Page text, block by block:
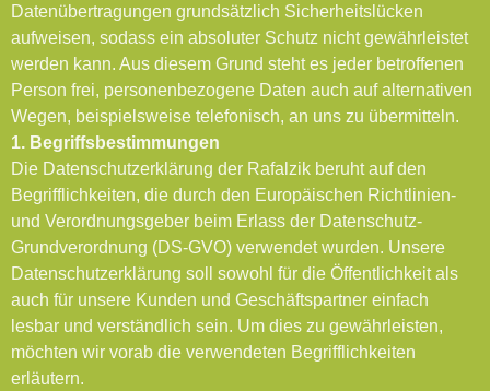
Datenübertragungen grundsätzlich Sicherheitslücken
aufweisen, sodass ein absoluter Schutz nicht gewährleistet
werden kann. Aus diesem Grund steht es jeder betroffenen
Person frei, personenbezogene Daten auch auf alternativen
Wegen, beispielsweise telefonisch, an uns zu übermitteln.
1. Begriffsbestimmungen
Die Datenschutzerklärung der Rafalzik beruht auf den
Begrifflichkeiten, die durch den Europäischen Richtlinien-
und Verordnungsgeber beim Erlass der Datenschutz-
Grundverordnung (DS-GVO) verwendet wurden. Unsere
Datenschutzerklärung soll sowohl für die Öffentlichkeit als
auch für unsere Kunden und Geschäftspartner einfach
lesbar und verständlich sein. Um dies zu gewährleisten,
möchten wir vorab die verwendeten Begrifflichkeiten
erläutern.